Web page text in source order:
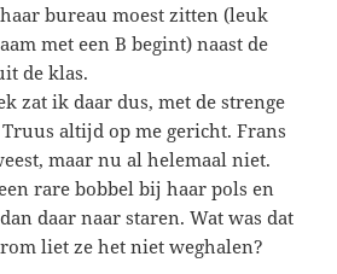
bureau moest zitten (leuk
met een B begint) naast de
de klas.
zat ik daar dus, met de strenge
altijd op me gericht. Frans
maar nu al helemaal niet.
rare bobbel bij haar pols en
daar naar staren. Wat was dat
liet ze het niet weghalen?